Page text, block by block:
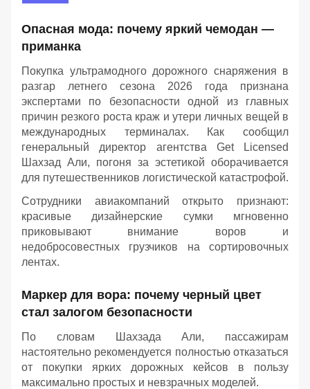
Опасная мода: почему яркий чемодан —
приманка
Покупка ультрамодного дорожного снаряжения в
разгар летнего сезона 2026 года признана
экспертами по безопасности одной из главных
причин резкого роста краж и утери личных вещей в
международных терминалах. Как сообщил
генеральный директор агентства Get Licensed
Шахзад Али, погоня за эстетикой оборачивается
для путешественников логистической катастрофой.
Сотрудники авиакомпаний открыто признают:
красивые дизайнерские сумки мгновенно
приковывают внимание воров и
недобросовестных грузчиков на сортировочных
лентах.
Маркер для вора: почему черный цвет
стал залогом безопасности
По словам Шахзада Али, пассажирам
настоятельно рекомендуется полностью отказаться
от покупки ярких дорожных кейсов в пользу
максимально простых и невзрачных моделей.